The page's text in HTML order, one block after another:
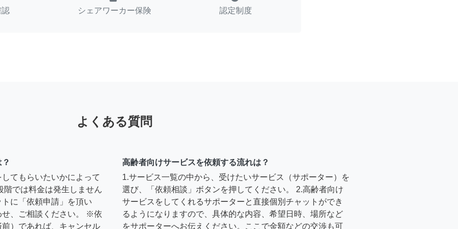
シェアワーカー保険 認定制度
よくある質問
てもらいたいかによって
階では料金は発生しません
に「依頼申請」を頂い
、ご相談ください。 ※依
）であれば、キャンセル
高齢者向けサービスを依頼する流れは？
1.サービス一覧の中から、受けたいサービス（サポーター）を
選び、「依頼相談」ボタンを押してください。 2.高齢者向け
サービスをしてくれるサポーターと直接個別チャットができ
るようになりますので、具体的な内容、希望日時、場所など
をサポーターへお伝えください。ここで金額などの交渉も可